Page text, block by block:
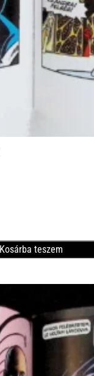
Kosárba teszem